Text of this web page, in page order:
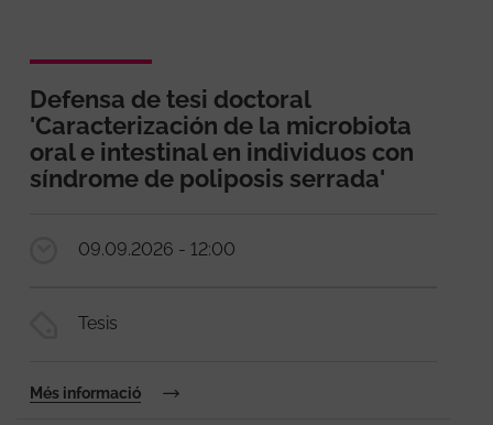
Defensa de tesi doctoral
'Caracterización de la microbiota
oral e intestinal en individuos con
síndrome de poliposis serrada'
09.09.2026 - 12:00
Tesis
Més informació